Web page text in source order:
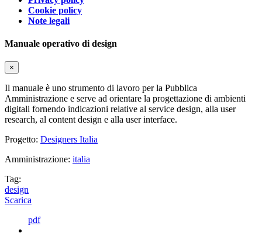
Cookie policy
Note legali
Manuale operativo di design
×
Il manuale è uno strumento di lavoro per la Pubblica
Amministrazione e serve ad orientare la progettazione di ambienti
digitali fornendo indicazioni relative al service design, alla user
research, al content design e alla user interface.
Progetto: Designers Italia
Amministrazione: italia
Tag:
design
Scarica
pdf